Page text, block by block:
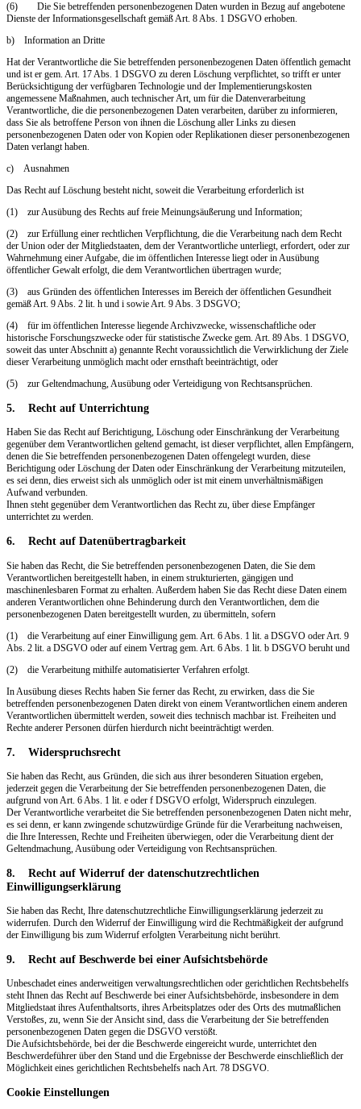
(6) Die Sie betreffenden personenbezogenen Daten wurden in Bezug auf angebotene
Dienste der Informationsgesellschaft gemäß Art. 8 Abs. 1 DSGVO erhoben.
b) Information an Dritte
Hat der Verantwortliche die Sie betreffenden personenbezogenen Daten öffentlich gemacht
und ist er gem. Art. 17 Abs. 1 DSGVO zu deren Löschung verpflichtet, so trifft er unter
Berücksichtigung der verfügbaren Technologie und der Implementierungskosten
angemessene Maßnahmen, auch technischer Art, um für die Datenverarbeitung
Verantwortliche, die die personenbezogenen Daten verarbeiten, darüber zu informieren,
dass Sie als betroffene Person von ihnen die Löschung aller Links zu diesen
personenbezogenen Daten oder von Kopien oder Replikationen dieser personenbezogenen
Daten verlangt haben.
c) Ausnahmen
Das Recht auf Löschung besteht nicht, soweit die Verarbeitung erforderlich ist
(1) zur Ausübung des Rechts auf freie Meinungsäußerung und Information;
(2) zur Erfüllung einer rechtlichen Verpflichtung, die die Verarbeitung nach dem Recht
der Union oder der Mitgliedstaaten, dem der Verantwortliche unterliegt, erfordert, oder zur
Wahrnehmung einer Aufgabe, die im öffentlichen Interesse liegt oder in Ausübung
öffentlicher Gewalt erfolgt, die dem Verantwortlichen übertragen wurde;
(3) aus Gründen des öffentlichen Interesses im Bereich der öffentlichen Gesundheit
gemäß Art. 9 Abs. 2 lit. h und i sowie Art. 9 Abs. 3 DSGVO;
(4) für im öffentlichen Interesse liegende Archivzwecke, wissenschaftliche oder
historische Forschungszwecke oder für statistische Zwecke gem. Art. 89 Abs. 1 DSGVO,
soweit das unter Abschnitt a) genannte Recht voraussichtlich die Verwirklichung der Ziele
dieser Verarbeitung unmöglich macht oder ernsthaft beeinträchtigt, oder
(5) zur Geltendmachung, Ausübung oder Verteidigung von Rechtsansprüchen.
5. Recht auf Unterrichtung
Haben Sie das Recht auf Berichtigung, Löschung oder Einschränkung der Verarbeitung
gegenüber dem Verantwortlichen geltend gemacht, ist dieser verpflichtet, allen Empfängern,
denen die Sie betreffenden personenbezogenen Daten offengelegt wurden, diese
Berichtigung oder Löschung der Daten oder Einschränkung der Verarbeitung mitzuteilen,
es sei denn, dies erweist sich als unmöglich oder ist mit einem unverhältnismäßigen
Aufwand verbunden.
Ihnen steht gegenüber dem Verantwortlichen das Recht zu, über diese Empfänger
unterrichtet zu werden.
6. Recht auf Datenübertragbarkeit
Sie haben das Recht, die Sie betreffenden personenbezogenen Daten, die Sie dem
Verantwortlichen bereitgestellt haben, in einem strukturierten, gängigen und
maschinenlesbaren Format zu erhalten. Außerdem haben Sie das Recht diese Daten einem
anderen Verantwortlichen ohne Behinderung durch den Verantwortlichen, dem die
personenbezogenen Daten bereitgestellt wurden, zu übermitteln, sofern
(1) die Verarbeitung auf einer Einwilligung gem. Art. 6 Abs. 1 lit. a DSGVO oder Art. 9
Abs. 2 lit. a DSGVO oder auf einem Vertrag gem. Art. 6 Abs. 1 lit. b DSGVO beruht und
(2) die Verarbeitung mithilfe automatisierter Verfahren erfolgt.
In Ausübung dieses Rechts haben Sie ferner das Recht, zu erwirken, dass die Sie
betreffenden personenbezogenen Daten direkt von einem Verantwortlichen einem anderen
Verantwortlichen übermittelt werden, soweit dies technisch machbar ist. Freiheiten und
Rechte anderer Personen dürfen hierdurch nicht beeinträchtigt werden.
7. Widerspruchsrecht
Sie haben das Recht, aus Gründen, die sich aus ihrer besonderen Situation ergeben,
jederzeit gegen die Verarbeitung der Sie betreffenden personenbezogenen Daten, die
aufgrund von Art. 6 Abs. 1 lit. e oder f DSGVO erfolgt, Widerspruch einzulegen.
Der Verantwortliche verarbeitet die Sie betreffenden personenbezogenen Daten nicht mehr,
es sei denn, er kann zwingende schutzwürdige Gründe für die Verarbeitung nachweisen,
die Ihre Interessen, Rechte und Freiheiten überwiegen, oder die Verarbeitung dient der
Geltendmachung, Ausübung oder Verteidigung von Rechtsansprüchen.
8. Recht auf Widerruf der datenschutzrechtlichen
Einwilligungserklärung
Sie haben das Recht, Ihre datenschutzrechtliche Einwilligungserklärung jederzeit zu
widerrufen. Durch den Widerruf der Einwilligung wird die Rechtmäßigkeit der aufgrund
der Einwilligung bis zum Widerruf erfolgten Verarbeitung nicht berührt.
9. Recht auf Beschwerde bei einer Aufsichtsbehörde
Unbeschadet eines anderweitigen verwaltungsrechtlichen oder gerichtlichen Rechtsbehelfs
steht Ihnen das Recht auf Beschwerde bei einer Aufsichtsbehörde, insbesondere in dem
Mitgliedstaat ihres Aufenthaltsorts, ihres Arbeitsplatzes oder des Orts des mutmaßlichen
Verstoßes, zu, wenn Sie der Ansicht sind, dass die Verarbeitung der Sie betreffenden
personenbezogenen Daten gegen die DSGVO verstößt.
Die Aufsichtsbehörde, bei der die Beschwerde eingereicht wurde, unterrichtet den
Beschwerdeführer über den Stand und die Ergebnisse der Beschwerde einschließlich der
Möglichkeit eines gerichtlichen Rechtsbehelfs nach Art. 78 DSGVO.
Cookie Einstellungen